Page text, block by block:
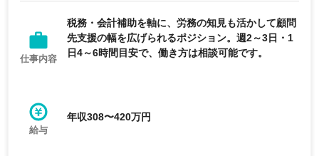
仕事内容
税務・会計補助を軸に、労務の知見も活かして顧問
先支援の幅を広げられるポジション。週2～3日・1
日4～6時間目安で、働き方は相談可能です。
給与
年収308〜420万円